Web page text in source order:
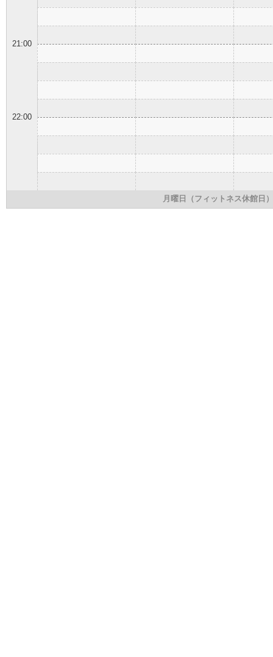
21:00
22:00
月曜日（フィットネス休館日）